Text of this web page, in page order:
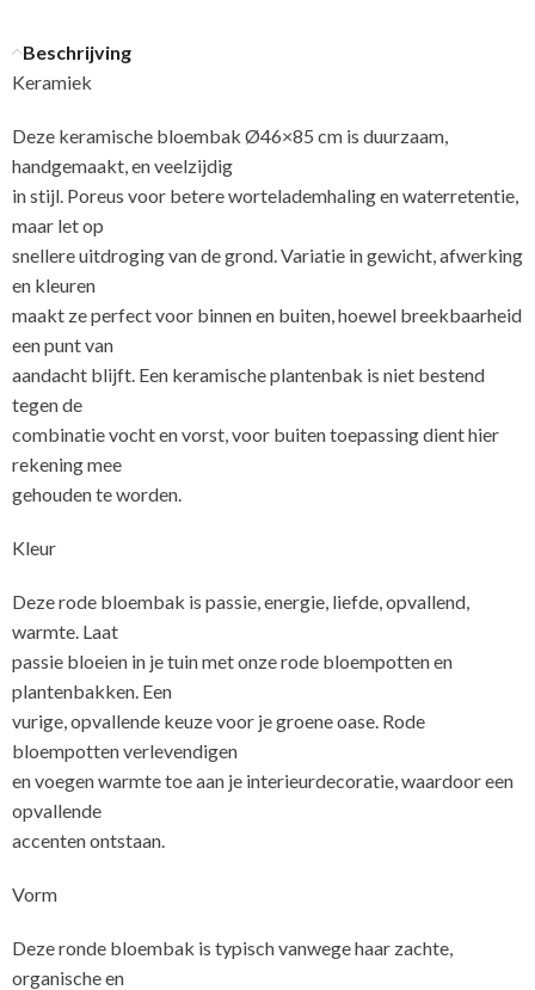
Beschrijving
Keramiek
Deze keramische bloembak Ø46×85 cm is duurzaam,
handgemaakt, en veelzijdig
in stijl. Poreus voor betere wortelademhaling en waterretentie,
maar let op
snellere uitdroging van de grond. Variatie in gewicht, afwerking
en kleuren
maakt ze perfect voor binnen en buiten, hoewel breekbaarheid
een punt van
aandacht blijft. Een keramische plantenbak is niet bestend
tegen de
combinatie vocht en vorst, voor buiten toepassing dient hier
rekening mee
gehouden te worden.
Kleur
Deze rode bloembak is passie, energie, liefde, opvallend,
warmte. Laat
passie bloeien in je tuin met onze rode bloempotten en
plantenbakken. Een
vurige, opvallende keuze voor je groene oase. Rode
bloempotten verlevendigen
en voegen warmte toe aan je interieurdecoratie, waardoor een
opvallende
accenten ontstaan.
Vorm
Deze ronde bloembak is typisch vanwege haar zachte,
organische en